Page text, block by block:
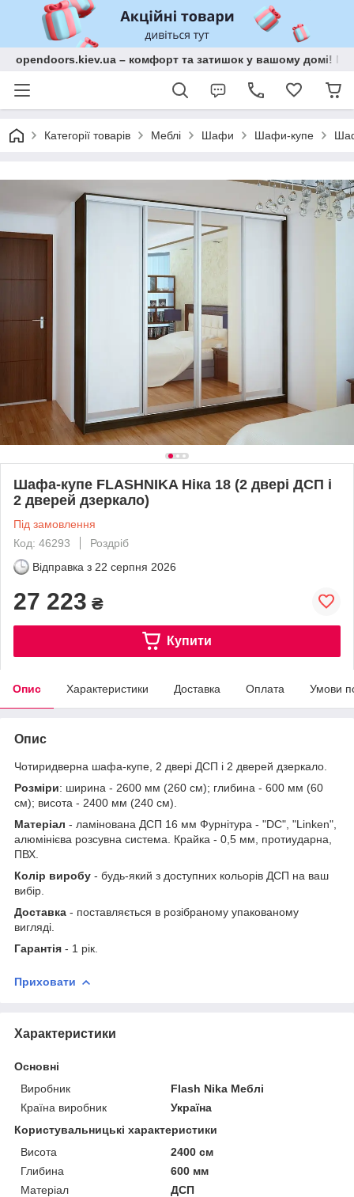
opendoors.kiev.ua – комфорт та затишок у вашому домі!
Категорії товарів Меблі Шафи Шафи-купе
Шафа-купе FLASHNIKA Ніка 18 (2 двері ДСП і
2 дверей дзеркало)
Під замовлення
Код: 46293
Роздріб
Відправка з 22 серпня 2026
27 223 ₴
Купити
Опис Характеристики Доставка Оплата Умови
Опис
Чотиридверна шафа-купе, 2 двері ДСП і 2 дверей дзеркало.
Розміри: ширина - 2600 мм (260 см); глибина - 600 мм (60
см); висота - 2400 мм (240 см).
Матеріал - ламінована ДСП 16 мм Фурнітура - "DC", "Linken",
алюмінієва розсувна система. Крайка - 0,5 мм, протиударна,
ПВХ.
Колір виробу - будь-який з доступних кольорів ДСП на ваш
вибір.
Доставка - поставляється в розібраному упакованому
вигляді.
Гарантія - 1 рік.
Приховати
Характеристики
Основні
Виробник
Flash Nika Меблі
Країна виробник
Україна
Користувальницькі характеристики
Висота
2400 см
Глибина
600 мм
Матеріал
ДСП